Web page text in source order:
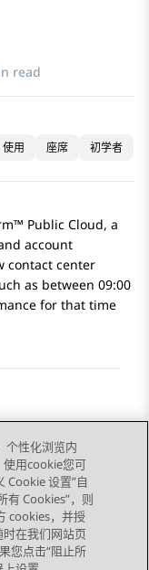
read
使用 座席 初学者
Public Cloud, a
account
contact center
as between 09:00
for that time
下一主题
个性化浏览内
使用cookie您可
Cookie 设置”自
有 Cookies”，则
cookies，并授
在我们网站页
您点击“阻止所